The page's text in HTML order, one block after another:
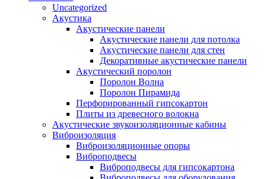
Uncategorized
Акустика
Акустические панели
Акустические панели для потолка
Акустические панели для стен
Декоративные акустические панели
Акустический поролон
Поролон Волна
Поролон Пирамида
Перфорированный гипсокартон
Плиты из древесного волокна
Акустические звукоизоляционные кабины
Виброизоляция
Виброизоляционные опоры
Виброподвесы
Виброподвесы для гипсокартона